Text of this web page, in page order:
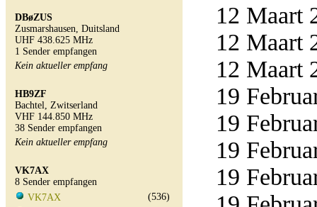
DBøZUS
Zusmarshausen, Duitsland
UHF 438.625 MHz
1 Sender empfangen
Kein aktueller empfang
HB9ZF
Bachtel, Zwitserland
VHF 144.850 MHz
38 Sender empfangen
Kein aktueller empfang
VK7AX
8 Sender empfangen
VK7AX
(536)
12 Maart
12 Maart
12 Maart
19
19
19
19